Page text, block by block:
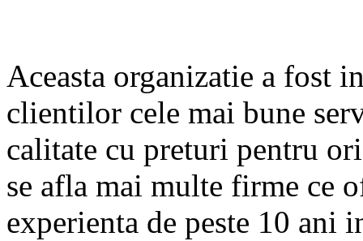
Aceasta organizatie a fost
clientilor cele mai bune
calitate cu preturi pentru
se afla mai multe firme ce
experienta de peste 10 ani